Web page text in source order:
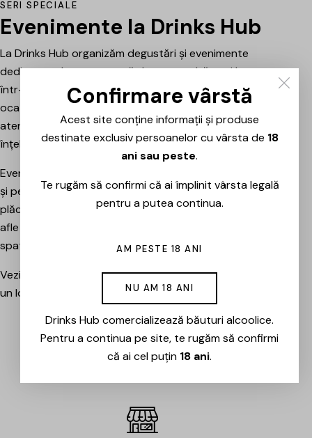
SERI SPECIALE
Evenimente la Drinks Hub
La Drinks Hub organizăm degustări și evenimente
dedicate celor care vor să descopere băuturi bune
într-o atmosferă relaxată. Fiecare întâlnire este o
ocazie de a explora vinuri, spumante sau alte băuturi
atent alese, prezentate și explicate pe scurt pentru a
înțelege mai bine stilul, originea și caracterul fiecăruia.
Evenimentele sunt potrivite atât pentru pasionați, cât
și pentru cei care vor pur și simplu să petreacă o seară
plăcută între prieteni, să descopere băuturi noi și să
afle mai multe despre cramele sau producătorii din
spatele lor.
Vezi evenimentele organizate de Drinks Hub și rezervă
un loc la următoarea degustare.
EVENIMENTE
Confirmare vârstă
Acest site conține informații și produse
destinate exclusiv persoanelor cu vârsta de 18
ani sau peste.
Te rugăm să confirmi că ai împlinit vârsta legală
pentru a putea continua.
AM PESTE 18 ANI
NU AM 18 ANI
Drinks Hub comercializează băuturi alcoolice.
Pentru a continua pe site, te rugăm să confirmi
că ai cel puțin 18 ani.